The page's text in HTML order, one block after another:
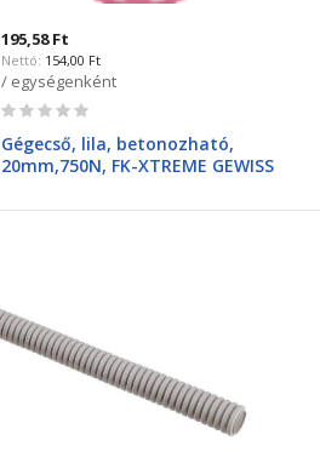
195,58 Ft
154,00 Ft
/ egységenként
Rating:
Gégecső, lila, betonozható,
20mm,750N, FK-XTREME GEWISS